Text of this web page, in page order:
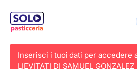
Inserisci i tuoi dati per accedere
LIEVITATI DI SAMUEL